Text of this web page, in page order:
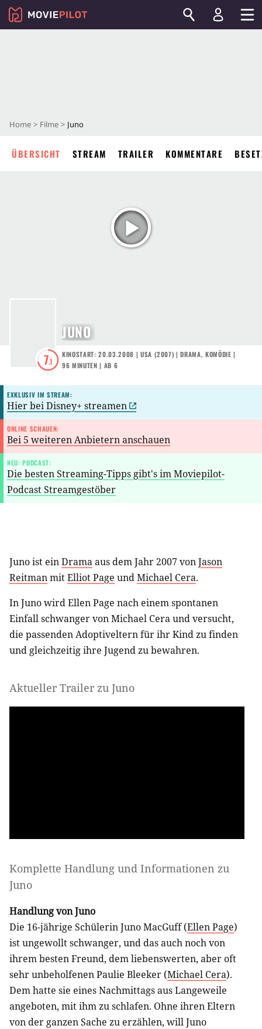
Home Filme Juno
ÜBERSICHT STREAM TRAILER KOMMENTARE
7.1
JUNO
KINOSTART: 20.03.2008 | USA (2007) |DRAMA,KOMÖDIE |
96 MINUTEN | AB 6
EXKLUSIV IM STREAM:
Hier bei Disney+ streamen
ONLINE SCHAUEN:
Bei 5 weiteren Anbietern anschauen
NEU: PODCAST:
Die besten Streaming-Tipps gibt's im Moviepilot-
Podcast Streamgestöber
Juno ist einDramaaus dem Jahr 2007 vonJason
ReitmanmitElliot Page undMichael Cera.
In Juno wird Ellen Page nach einem spontanen
Einfall schwanger von Michael Cera und versucht,
die passenden Adoptiveltern für ihr Kind zu finden
und gleichzeitig ihre Jugend zu bewahren.
Aktueller Trailer zu Juno
Komplette Handlung und Informationen zu
Juno
Handlung von Juno
Die 16-jährige Schülerin Juno MacGuff (Ellen Page)
ist ungewollt schwanger, und das auch noch von
ihrem besten Freund, dem liebenswerten, aber oft
sehr unbeholfenen Paulie Bleeker (Michael Cera).
Dem hatte sie eines Nachmittags aus Langeweile
angeboten, mit ihm zu schlafen. Ohne ihren Eltern
von der ganzen Sache zu erzählen, will Juno